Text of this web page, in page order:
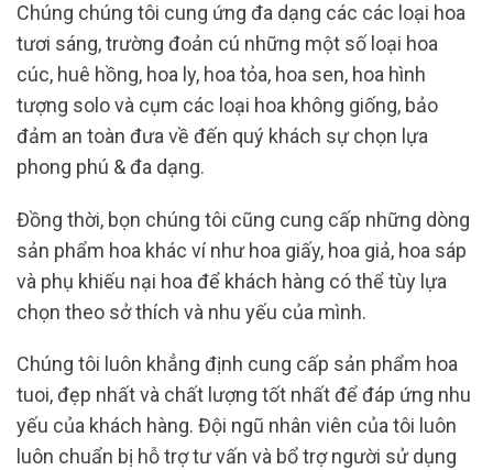
Chúng chúng tôi cung ứng đa dạng các các loại hoa
tươi sáng, trường đoản cú những một số loại hoa
cúc, huê hồng, hoa ly, hoa tỏa, hoa sen, hoa hình
tượng solo và cụm các loại hoa không giống, bảo
đảm an toàn đưa về đến quý khách sự chọn lựa
phong phú & đa dạng.
Đồng thời, bọn chúng tôi cũng cung cấp những dòng
sản phẩm hoa khác ví như hoa giấy, hoa giả, hoa sáp
và phụ khiếu nại hoa để khách hàng có thể tùy lựa
chọn theo sở thích và nhu yếu của mình.
Chúng tôi luôn khẳng định cung cấp sản phẩm hoa
tuoi, đẹp nhất và chất lượng tốt nhất để đáp ứng nhu
yếu của khách hàng. Đội ngũ nhân viên của tôi luôn
luôn chuẩn bị hỗ trợ tư vấn và bổ trợ người sử dụng